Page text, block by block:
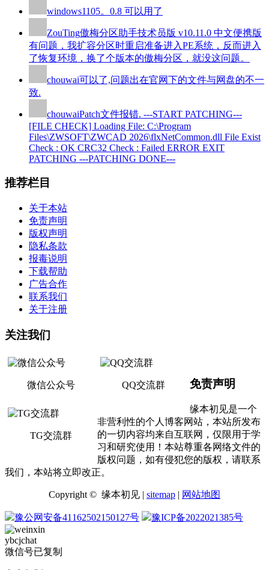
windows1105。0.8 可以用了
ZouTing傲梅分区助手技术员版 v10.11.0 中文便携版
有问题，我扩容分区时重启准备进入PE系统，反而进入
了恢复环境，换了个版本的傲梅分区，就没这问题。
chouwai可以了,问题出在官网下的文件与网盘的不一
致.
chouwaiPatch文件报错. ---START PATCHING---
[FILE CHECK] Loading File: C:\Program
Files\ZWSOFT\ZWCAD 2026\flxNetCommon.dll File Exist
Check : OK CRC32 Check : Failed ERROR EXIT
PATCHING ---PATCHING DONE---
推荐栏目
关于本站
免责声明
版权声明
隐私条款
报毒说明
下载帮助
广告合作
联系我们
关于注册
关注我们
微信公众号 QQ交流群
TG交流群
免责声明
缘本初见是一个
非营利性的个人博客网站，本站所发布
的一切内容均来自互联网，仅限用于学
习和研究使用！本站尊重各网络文件的
版权问题，如有侵犯您的版权，请联系
我们，本站将立即改正。
Copyright © 缘本初见 | sitemap | 网站地图
豫公网安备41162502150127号 豫ICP备2022021385号
ybcjchat
微信号已复制